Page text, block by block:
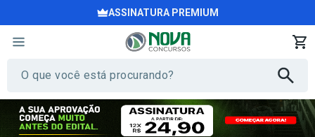
ASSINATURA PREMIUM